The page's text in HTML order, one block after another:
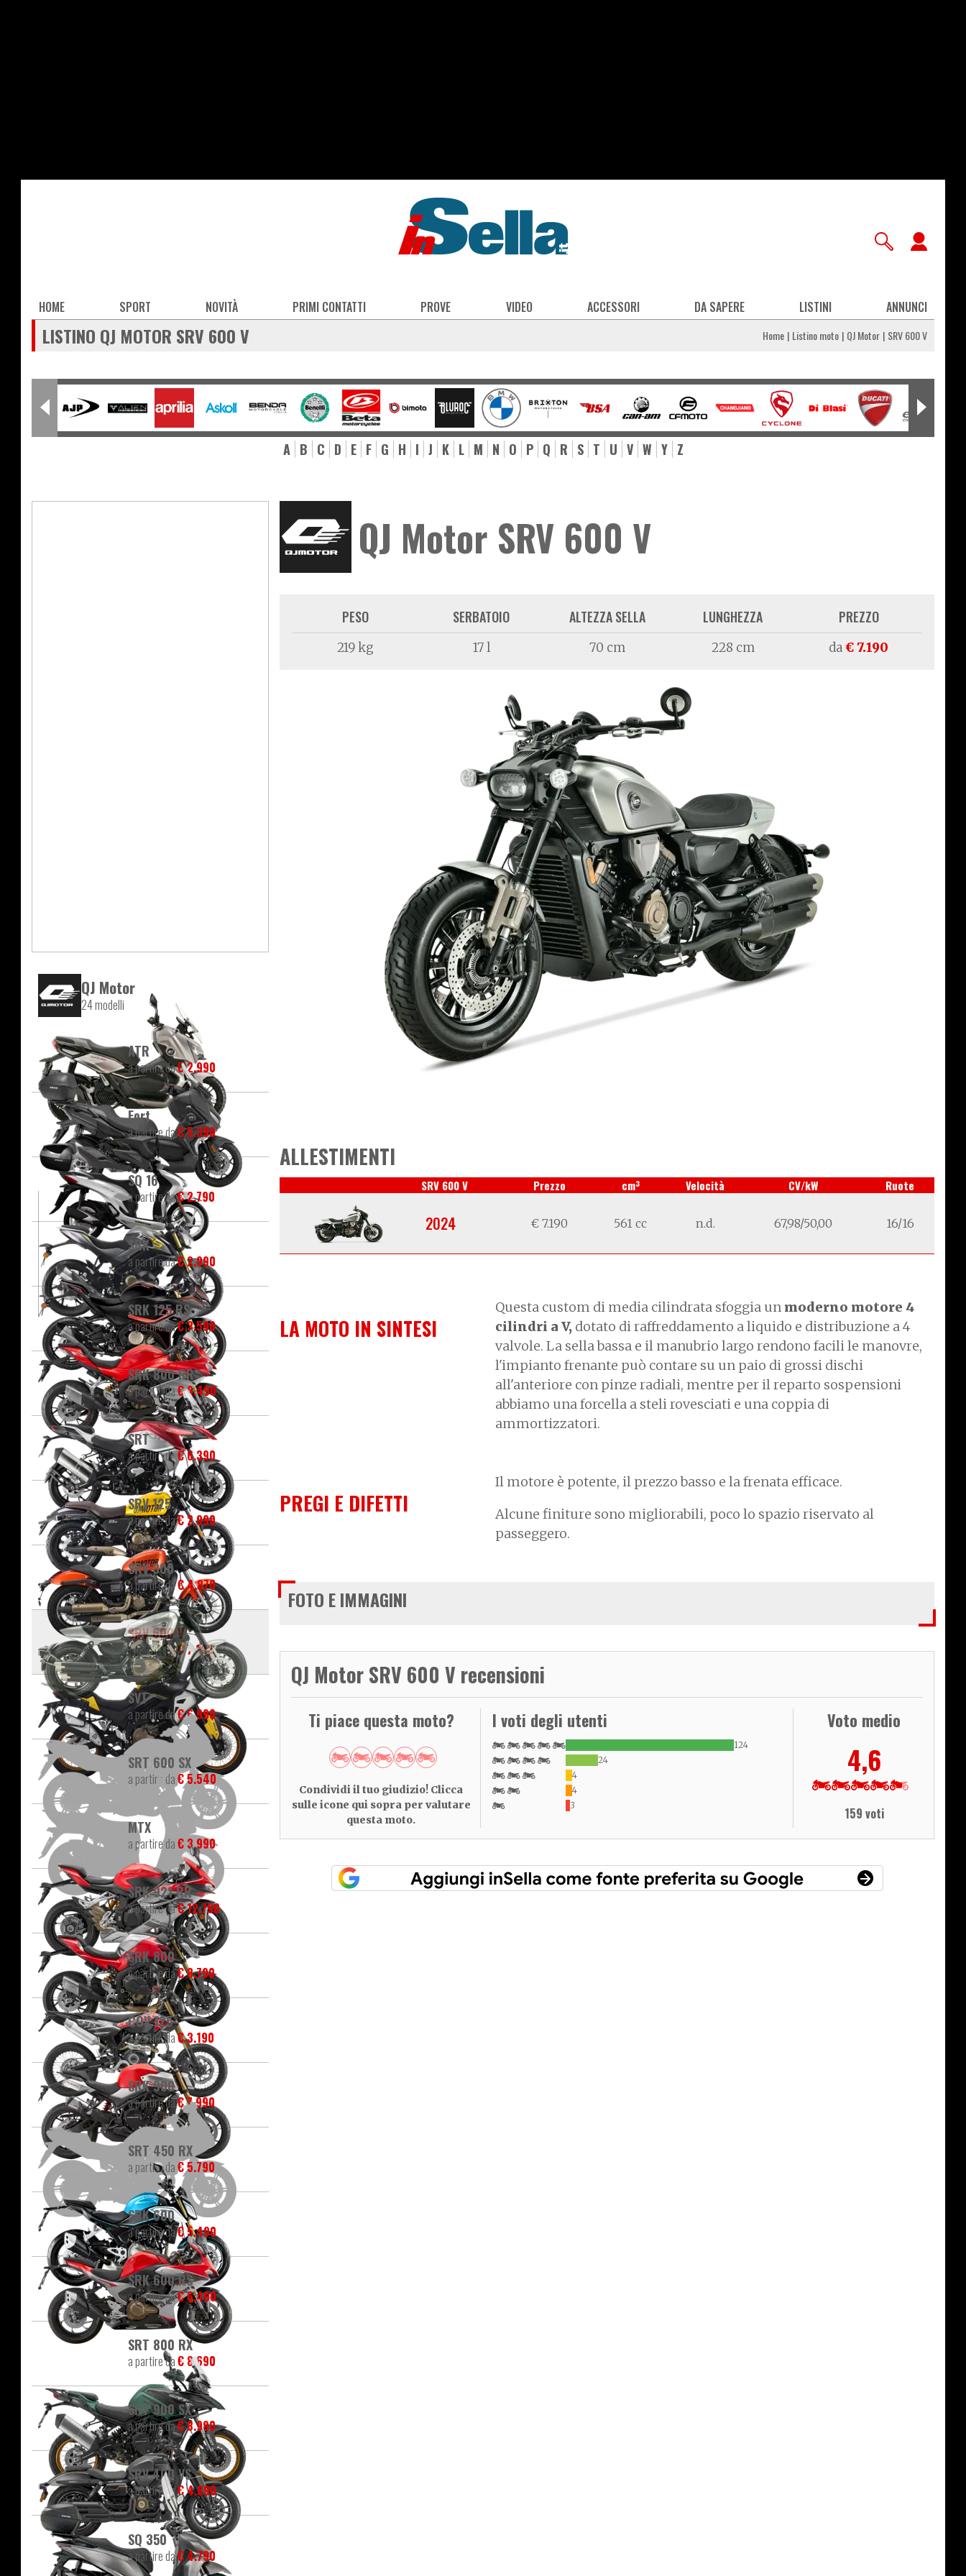
Main
navigation
HOME SPORT NOVITÀ PRIMI CONTATTI PROVE VIDEO ACCESSORI DA SAPERE LISTINI ANNUNCI
LISTINO QJ MOTOR SRV 600 V Home Listino moto QJ Motor SRV 600 V
A B C D E F G H I J K L M N O P Q R S T U V W Y Z
QJ Motor
24 modelli
ATR
a partire da€ 2.990
Fort
a partire da€ 5.390
SQ 16
a partire da€ 2.790
SRK
a partire da€ 2.990
SRK 125 RS
a partire da€ 3.590
SRK 800 RR
a partire da€ 9.490
SRT
a partire da€ 6.390
SRV 125
a partire da€ 2.990
SRV 300
a partire da€ 4.870
SRV 600 V
a partire da€ 7.190
SVT
a partire da€ 6.990
SRT 600 SX
a partire da€ 5.540
MTX
a partire da€ 3.990
SRK 921 RR
a partire da€ 12.790
SRK 800
a partire da€ 8.790
COV 125
a partire da€ 3.190
SRK 900
a partire da€ 7.990
SRT 450 RX
a partire da€ 5.790
SRK 600
a partire da€ 5.490
SRK 600 RS
a partire da€ 6.490
SRT 800 RX
a partire da€ 8.690
SRT 900 SX
a partire da€ 8.990
SRV 400 VS
a partire da€ 4.890
SQ 350
a partire da€ 4.790
QJ Motor SRV 600 V
PESO
219 kg
SERBATOIO
17 l
ALTEZZA SELLA
70 cm
LUNGHEZZA
228 cm
PREZZO
da€ 7.190
ALLESTIMENTI
SRV 600 V Prezzo cm3 Velocità CV/kW Ruote
2024 € 7.190 561 cc n.d. 67,98/50,00 16/16
LA MOTO IN SINTESI
Questa custom di media cilindrata sfoggia un moderno motore 4
cilindri a V, dotato di raffreddamento a liquido e distribuzione a 4
valvole. La sella bassa e il manubrio largo rendono facili le manovre,
l'impianto frenante può contare su un paio di grossi dischi
all'anteriore con pinze radiali, mentre per il reparto sospensioni
abbiamo una forcella a steli rovesciati e una coppia di
ammortizzatori.
PREGI E DIFETTI
Il motore è potente, il prezzo basso e la frenata efficace.
Alcune finiture sono migliorabili, poco lo spazio riservato al
passeggero.
FOTO E IMMAGINI
QJ Motor SRV 600 V recensioni
Ti piace questa moto?
Condividi il tuo giudizio! Clicca
sulle icone qui sopra per valutare
questa moto.
I voti degli utenti
124
24
4
4
3
Voto medio
4,6
159 voti